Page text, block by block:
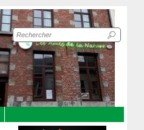
Recherche
sur
le
site